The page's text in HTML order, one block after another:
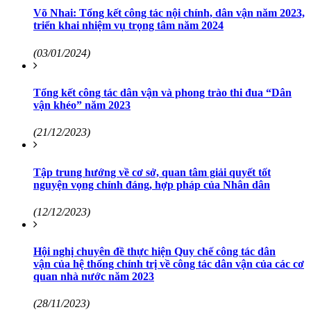
Võ Nhai: Tổng kết công tác nội chính, dân vận năm 2023,
triển khai nhiệm vụ trọng tâm năm 2024
(03/01/2024)
Tổng kết công tác dân vận và phong trào thi đua “Dân
vận khéo” năm 2023
(21/12/2023)
Tập trung hướng về cơ sở, quan tâm giải quyết tốt
nguyện vọng chính đáng, hợp pháp của Nhân dân
(12/12/2023)
Hội nghị chuyên đề thực hiện Quy chế công tác dân
vận của hệ thống chính trị về công tác dân vận của các cơ
quan nhà nước năm 2023
(28/11/2023)